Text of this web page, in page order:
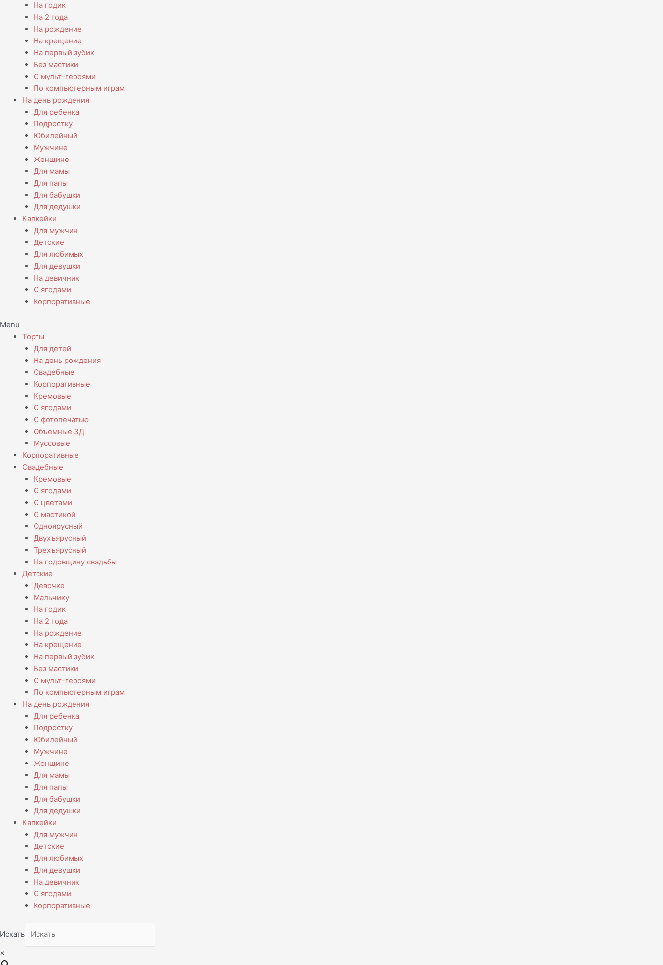
На годик
На 2 года
На рождение
На крещение
На первый зубик
Без мастики
С мульт-героями
По компьютерным играм
На день рождения
Для ребенка
Подростку
Юбилейный
Мужчине
Женщине
Для мамы
Для папы
Для бабушки
Для дедушки
Капкейки
Для мужчин
Детские
Для любимых
Для девушки
На девичник
С ягодами
Корпоративные
Menu
Торты
Для детей
На день рождения
Свадебные
Корпоративные
Кремовые
С ягодами
С фотопечатью
Объемные 3Д
Муссовые
Корпоративные
Свадебные
Кремовые
С ягодами
С цветами
С мастикой
Одноярусный
Двухъярусный
Трехъярусный
На годовщину свадьбы
Детские
Девочке
Мальчику
На годик
На 2 года
На рождение
На крещение
На первый зубик
Без мастики
С мульт-героями
По компьютерным играм
На день рождения
Для ребенка
Подростку
Юбилейный
Мужчине
Женщине
Для мамы
Для папы
Для бабушки
Для дедушки
Капкейки
Для мужчин
Детские
Для любимых
Для девушки
На девичник
С ягодами
Корпоративные
Искать
×